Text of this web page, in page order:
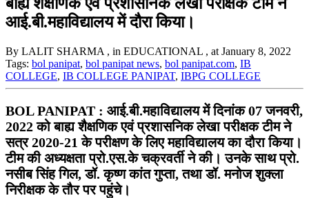
आई.बी.महाविद्यालय में दौरा किया।
By LALIT SHARMA , in EDUCATIONAL , at January 8, 2022
Tags: bol panipat, bol panipat news, bol panipat.com, IB
COLLEGE, IB COLLEGE PANIPAT, IBPG COLLEGE
BOL PANIPAT : आई.बी.महाविद्यालय में दिनांक 07 जनवरी,
2022 को बाह्य शैक्षणिक एवं प्रशासनिक लेखा परीक्षक टीम ने
सत्र 2020-21 के परीक्षण के लिए महाविद्यालय का दौरा किया।
टीम की अध्यक्षता प्रो.एस.के चक्रवर्ती ने की। उनके साथ प्रो.
नसीब सिंह गिल, डॉ. कृष्ण कांत गुप्ता, तथा डॉ. मनोज शुक्ला
निरीक्षक के तौर पर पहुंचे।